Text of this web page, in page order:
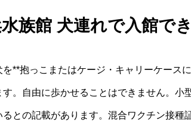
族館 犬連れで入館で
**抱っこまたはケージ・キャリーケース
。自由に歩かせることはできません。小
との記載があります。混合ワクチン接種